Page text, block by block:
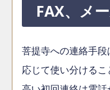
FAX、メ
菩提寺への連絡手
応じて使い分ける